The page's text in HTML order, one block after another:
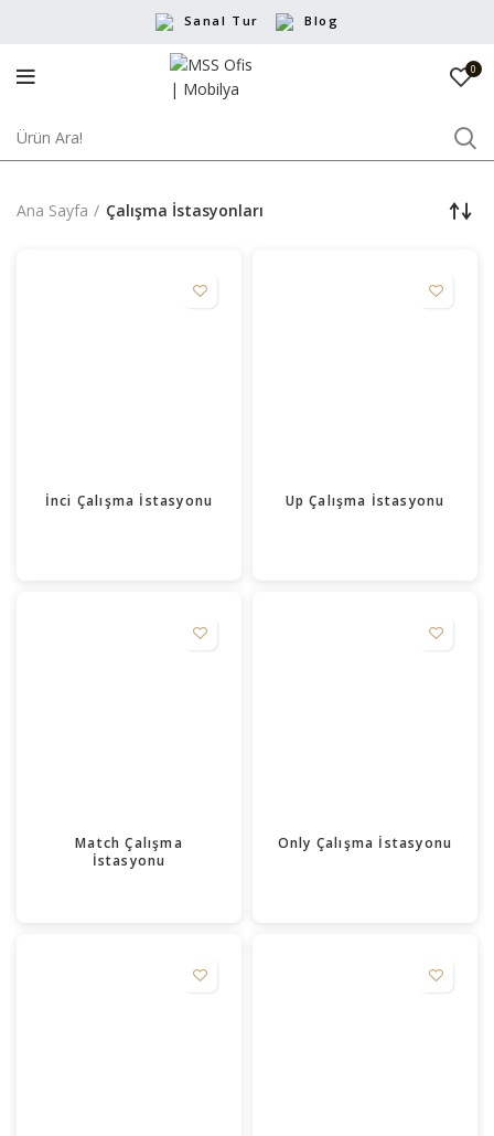
Sanal Tur Blog
0
Ana Sayfa Çalışma İstasyonları
İnci Çalışma İstasyonu Up Çalışma İstasyonu
Match Çalışma
İstasyonu
Only Çalışma İstasyonu